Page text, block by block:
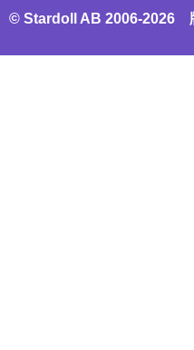
© Stardoll AB 2006-2026